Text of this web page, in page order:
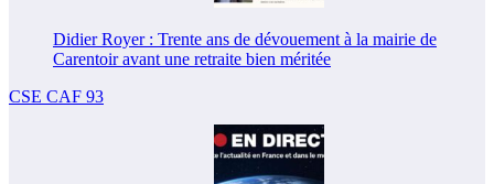
Didier Royer : Trente ans de dévouement à la mairie de
Carentoir avant une retraite bien méritée
CSE CAF 93